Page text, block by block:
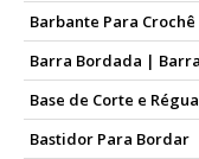
Barbante Para Crochê
Barra Bordada |
Base de Corte e
Bastidor Para Bordar